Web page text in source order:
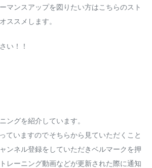
マンスアップを図りたい方はこちらのスト
ススメします。
い！！
ングを紹介しています。
ていますのでそちらから見ていただくこと
ンネル登録をしていただきベルマークを押
レーニング動画などが更新された際に通知